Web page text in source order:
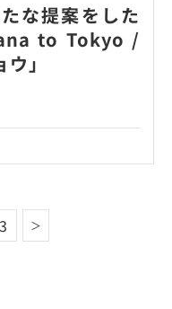
な提案をした
to Tokyo /
」
3 ＞